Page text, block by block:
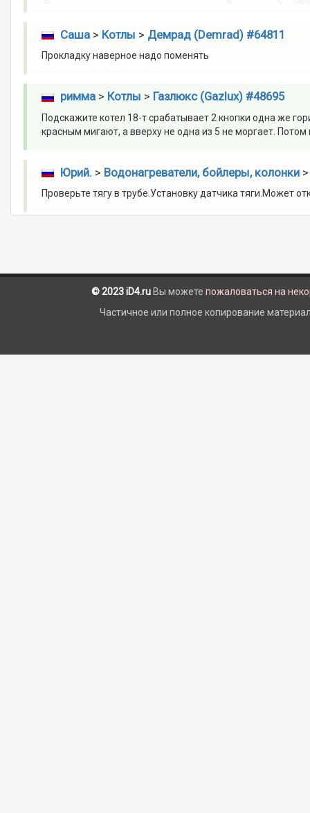
Саша> Котлы > Демрад (Demrad) #64811
Прокладку наверное надо поменять
римма> Котлы > Газлюкс (Gazlux) #48695
Подскажите котел 18-т срабатывает 2 кнопки одна же
красным мигают, а вверху не одна из 5 не моргает. Потом
Юрий. > Водонагреватели, бойлеры, колонки
Проверьте тягу в трубе.Установку датчика тяги.Может
© 2023 iD4.ru Вы можете пожаловаться на
Частичное или полное копирование